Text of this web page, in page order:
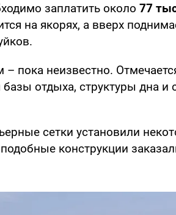
заплатить около 77
на якорях, а вверх
пока неизвестно.
отдыха, структуры дна и
сетки установили
конструкции